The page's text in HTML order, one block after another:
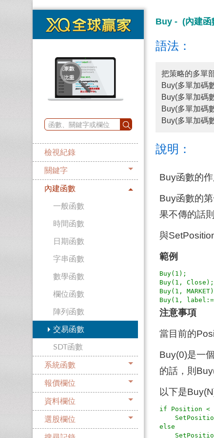
檢視紀錄
關鍵字
內建函數
一般函數
時間函數
日期函數
字串函數
數學函數
欄位函數
陣列函數
交易函數
SDT函數
系統函數
報價欄位
資料欄位
選股欄位
Buy - (內建函
語法：
把策略的多單
Buy(多單加碼
Buy(多單加碼
Buy(多單加碼
Buy(多單加碼
說明：
Buy函數的
Buy函數的
果不傳的話
與
範例
Buy(1);
Buy(1, Close);
Buy(1,
注意事項
當目前的
Buy(0)是一
的話，則
以下是
if Position <
else